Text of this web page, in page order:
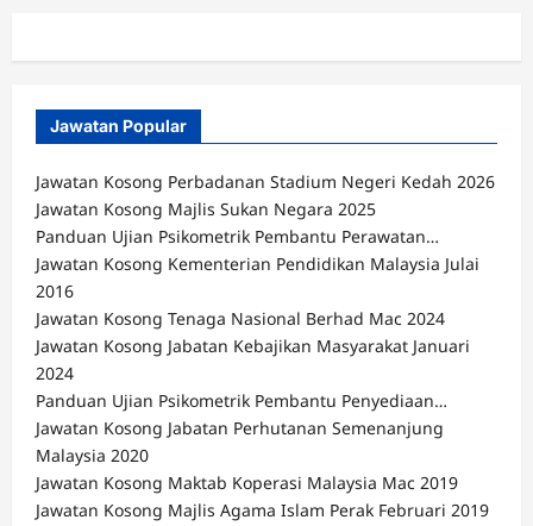
Jawatan Popular
Jawatan Kosong Perbadanan Stadium Negeri Kedah 2026
Jawatan Kosong Majlis Sukan Negara 2025
Panduan Ujian Psikometrik Pembantu Perawatan…
Jawatan Kosong Kementerian Pendidikan Malaysia Julai
2016
Jawatan Kosong Tenaga Nasional Berhad Mac 2024
Jawatan Kosong Jabatan Kebajikan Masyarakat Januari
2024
Panduan Ujian Psikometrik Pembantu Penyediaan…
Jawatan Kosong Jabatan Perhutanan Semenanjung
Malaysia 2020
Jawatan Kosong Maktab Koperasi Malaysia Mac 2019
Jawatan Kosong Majlis Agama Islam Perak Februari 2019